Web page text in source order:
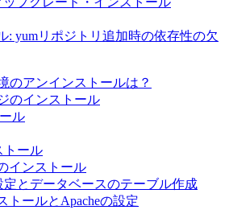
: yumリポジトリ追加時の依存性の欠
のアンインストールは？
のインストール
ル
トール
インストール
定とデータベースのテーブル作成
トールとApacheの設定